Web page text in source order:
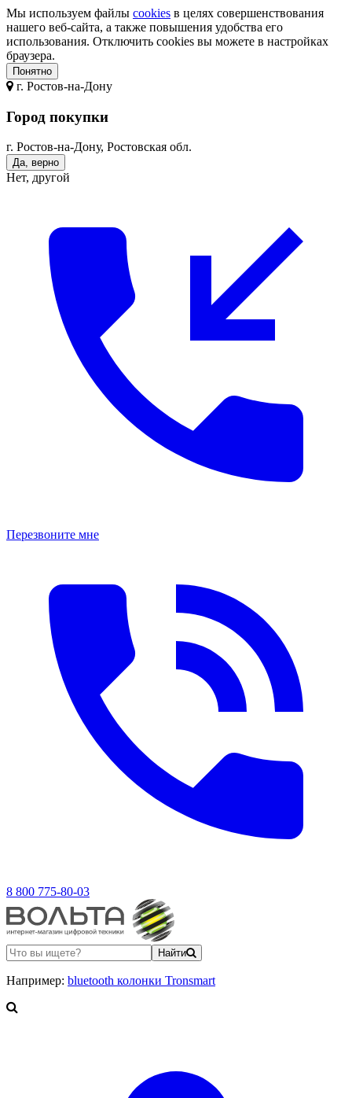
Мы используем файлы cookies в целях совершенствования
нашего веб-сайта, а также повышения удобства его
использования. Отключить cookies вы можете в настройках
браузера.
Понятно
г. Ростов-на-Дону
Город покупки
г. Ростов-на-Дону, Ростовская обл.
Да, верно
Нет, другой
Перезвоните мне
8 800 775-80-03
Найти
Например: bluetooth колонки Tronsmart